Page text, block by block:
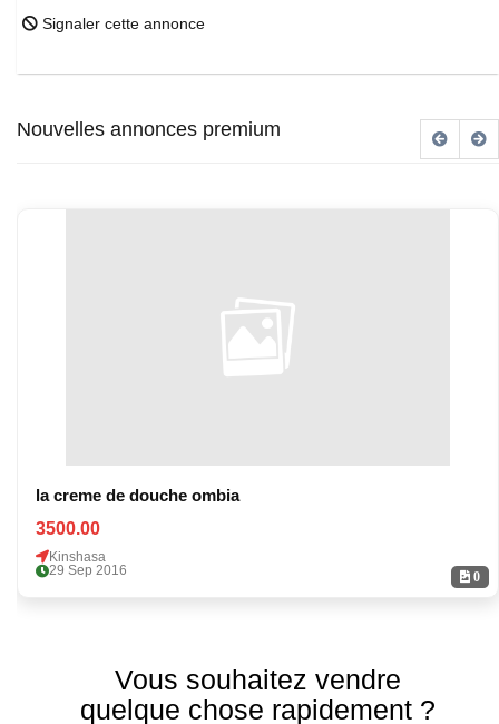
Signaler cette annonce
Nouvelles annonces premium
0
la creme de douche ombia
3500.00
Kinshasa
29 Sep 2016
Vous souhaitez vendre
quelque chose rapidement ?